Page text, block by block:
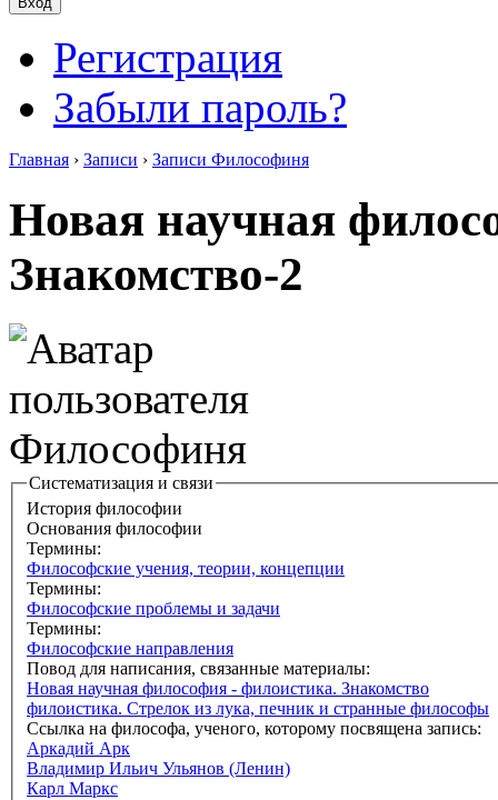
Регистрация
Забыли пароль?
Главная › Записи › Записи Философиня
Новая научная
Знакомство-2
Систематизация и связи
История философии
Основания философии
Термины:
Философские учения, теории, концепции
Термины:
Философские проблемы и задачи
Термины:
Философские направления
Повод для написания, связанные материалы:
Новая научная философия - филоистика. Знакомство
филоистика. Стрелок из лука, печник и странные философы
Ссылка на философа, ученого, которому посвящена запись:
Аркадий Арк
Владимир Ильич Ульянов (Ленин)
Карл Маркс